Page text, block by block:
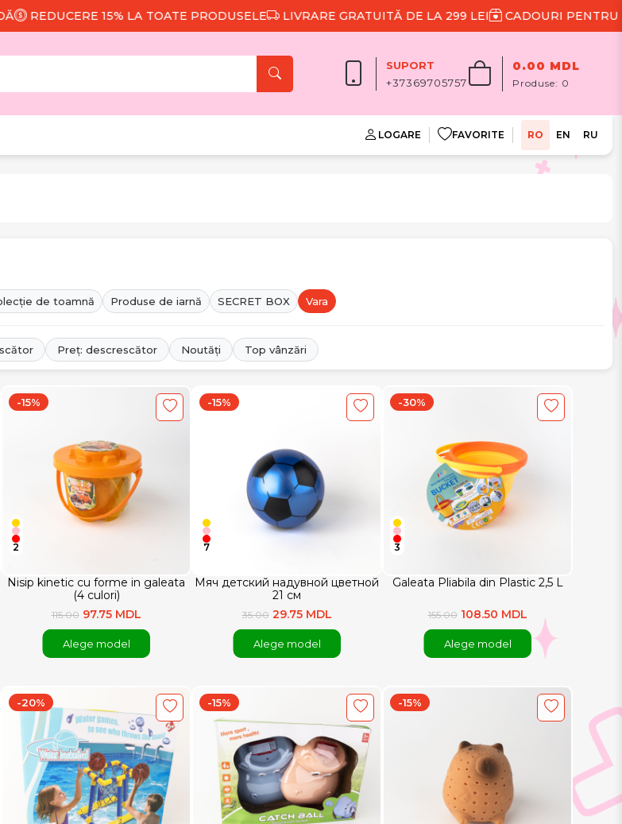
LA TOATE PRODUSELE LIVRARE GRATUITĂ DE LA 299 LEI CADOURI PENTRU FIECARE
SUPORT
+37369705757
0.00 MDL
Produse: 0
LOGARE FAVORITE RO EN RU
de toamnă Produse de iarnă SECRET BOX Vara
Preț: descrescător Noutăți Top vânzări
Nisip kinetic cu forme in galeata
(4 culori)
-15%
2
115.00 97.75 MDL
Alege model
Мяч детский надувной цветной
21 см
-15%
7
35.00 29.75 MDL
Alege model
Galeata Pliabila din Plastic 2,5 L
-30%
3
155.00 108.50 MDL
Alege model
-20% -15% -15%